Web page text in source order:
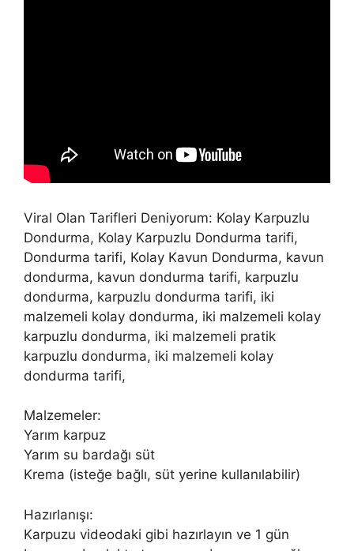
Viral Olan Tarifleri Deniyorum: Kolay Karpuzlu
Dondurma, Kolay Karpuzlu Dondurma tarifi,
Dondurma tarifi, Kolay Kavun Dondurma, kavun
dondurma, kavun dondurma tarifi, karpuzlu
dondurma, karpuzlu dondurma tarifi, iki
malzemeli kolay dondurma, iki malzemeli kolay
karpuzlu dondurma, iki malzemeli pratik
karpuzlu dondurma, iki malzemeli kolay
dondurma tarifi,
Malzemeler:
Yarım karpuz
Yarım su bardağı süt
Krema (isteğe bağlı, süt yerine kullanılabilir)
Hazırlanışı:
Karpuzu videodaki gibi hazırlayın ve 1 gün